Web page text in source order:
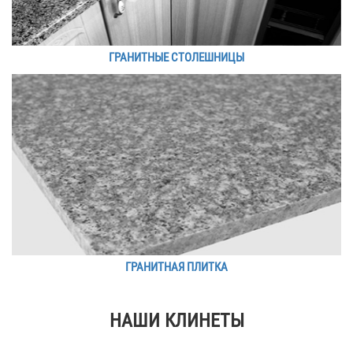
ГРАНИТНЫЕ СТОЛЕШНИЦЫ
ГРАНИТНАЯ ПЛИТКА
НАШИ КЛИНЕТЫ